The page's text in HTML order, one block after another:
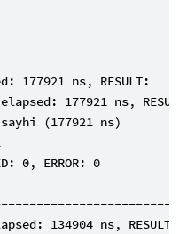
ns, RESULT:
177921 ns,
(177921 ns)
0, ERROR: 0
134904 ns, RESULT: